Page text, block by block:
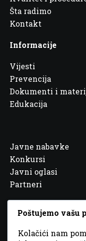
Šta radimo
Kontakt
Informacije
Vijesti
Prevencija
Dokumenti i
Edukacija
Javne nabavke
Konkursi
Javni oglasi
Partneri
Poštujemo vašu
Kolačići nam